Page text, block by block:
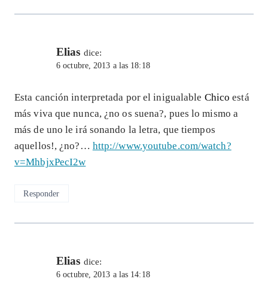
Elias dice:
6 octubre, 2013 a las 18:18
Esta canción interpretada por el inigualable Chicoestá
más viva que nunca, ¿no os suena?, pues lo mismo a
más de uno le irá sonando la letra, que tiempos
aquellos!, ¿no?… http://www.youtube.com/watch?
v=MhbjxPecI2w
Responder
Elias dice:
6 octubre, 2013 a las 14:18